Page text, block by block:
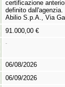
certificazione
definito dall'agenzia.
Abilio S.p.A., Via
91.000,00 €
-
06/08/2026
06/09/2026